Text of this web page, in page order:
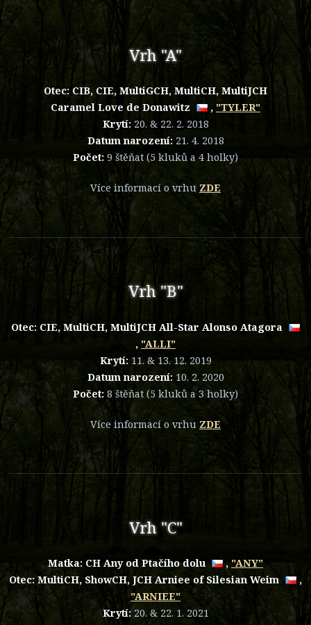
Vrh "A"
Otec: CIB, CIE, MultiGCH, MultiCH, MultiJCH
Caramel Love de Donawitz
, "TYLER"
Krytí:20. & 22. 2. 2018
Datum narození:21. 4. 2018
Počet: 9 štěňat (5 kluků a 4 holky)
Více informací o vrhuZDE
Vrh "B"
Otec: CIE, MultiCH, MultiJCH All-Star Alonso Atagora
, "ALLI"
Krytí:11. & 13. 12. 2019
Datum narození:10. 2. 2020
Počet: 8 štěňat (5 kluků a 3 holky)
Více informací o vrhu ZDE
Vrh "C"
Matka: CH Any od Ptačího dolu , "ANY"
Otec: MultiCH, ShowCH, JCHArniee of Silesian Weim
,
"ARNIEE"
Krytí:20. & 22. 1. 2021